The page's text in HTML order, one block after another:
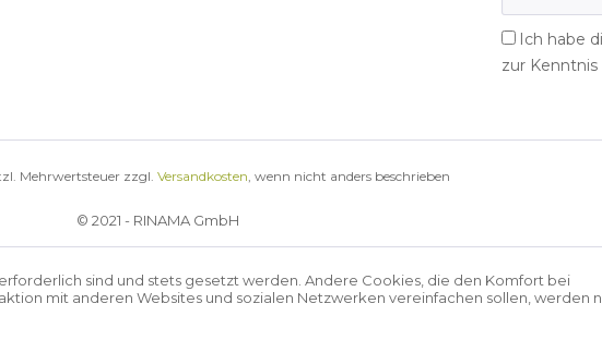
Ich habe
zur
Mehrwertsteuer zzgl. Versandkosten, wenn nicht anders beschrieben
© 2021 - RINAMA GmbH
sind und stets gesetzt werden. Andere Cookies, die den Komfort bei
mit anderen Websites und sozialen Netzwerken vereinfachen sollen, werden